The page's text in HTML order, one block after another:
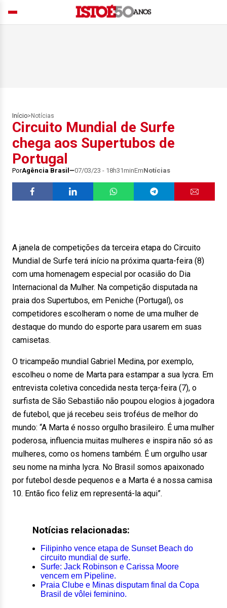
Início> Notícias
Circuito Mundial de Surfe
chega aos Supertubos de
Portugal
PorAgência Brasil 07/03/23 - 18h31minEmNotícias
A janela de competições da terceira etapa do Circuito
Mundial de Surfe terá início na próxima quarta-feira (8)
com uma homenagem especial por ocasião do Dia
Internacional da Mulher. Na competição disputada na
praia dos Supertubos, em Peniche (Portugal), os
competidores escolheram o nome de uma mulher de
destaque do mundo do esporte para usarem em suas
camisetas.
O tricampeão mundial Gabriel Medina, por exemplo,
escolheu o nome de Marta para estampar a sua lycra. Em
entrevista coletiva concedida nesta terça-feira (7), o
surfista de São Sebastião não poupou elogios à jogadora
de futebol, que já recebeu seis troféus de melhor do
mundo: “A Marta é nosso orgulho brasileiro. É uma mulher
poderosa, influencia muitas mulheres e inspira não só as
mulheres, como os homens também. É um orgulho usar
seu nome na minha lycra. No Brasil somos apaixonado
por futebol desde pequenos e a Marta é a nossa camisa
10. Então fico feliz em representá-la aqui”.
Notícias relacionadas:
Filipinho vence etapa de Sunset Beach do
circuito mundial de surfe.
Surfe: Jack Robinson e Carissa Moore
vencem em Pipeline.
Praia Clube e Minas disputam final da Copa
Brasil de vôlei feminino.